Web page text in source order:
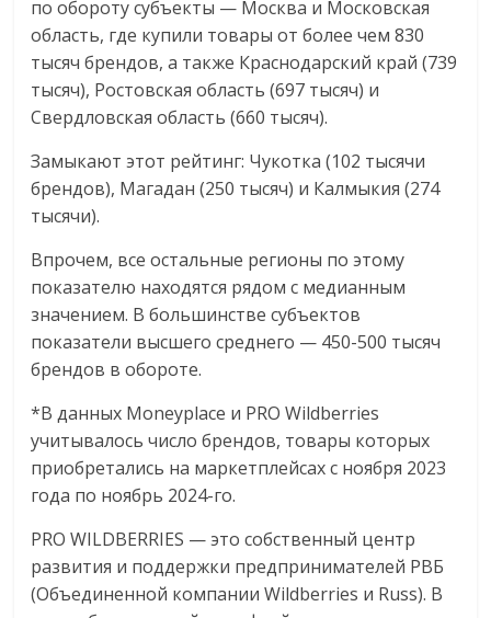
по обороту субъекты — Москва и Московская
область, где купили товары от более чем 830
тысяч брендов, а также Краснодарский край (739
тысяч), Ростовская область (697 тысяч) и
Свердловская область (660 тысяч).
Замыкают этот рейтинг: Чукотка (102 тысячи
брендов), Магадан (250 тысяч) и Калмыкия (274
тысячи).
Впрочем, все остальные регионы по этому
показателю находятся рядом с медианным
значением. В большинстве субъектов
показатели высшего среднего — 450-500 тысяч
брендов в обороте.
*В данных Moneyplace и PRO Wildberries
учитывалось число брендов, товары которых
приобретались на маркетплейсах с ноября 2023
года по ноябрь 2024-го.
PRO WILDBERRIES — это собственный центр
развития и поддержки предпринимателей РВБ
(Объединенной компании Wildberries и Russ). В